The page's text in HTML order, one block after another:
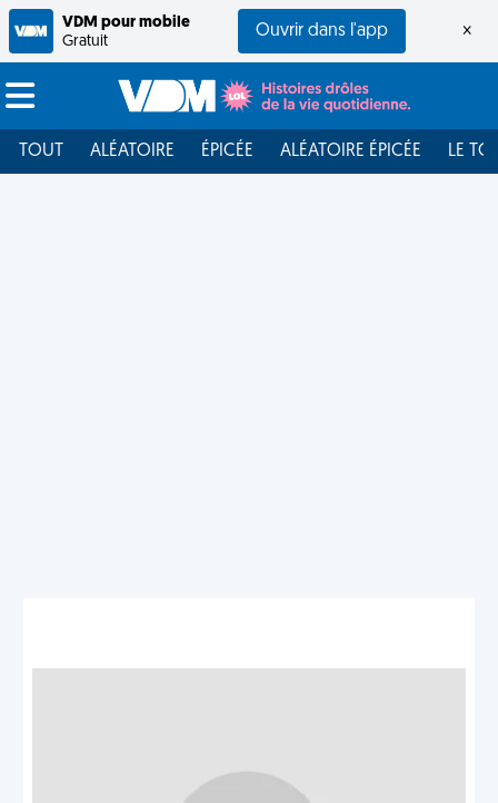
VDM pour mobile
Gratuit
Ouvrir dans l'app ×
TOUT ALÉATOIRE ÉPICÉE ALÉATOIRE ÉPICÉE LE